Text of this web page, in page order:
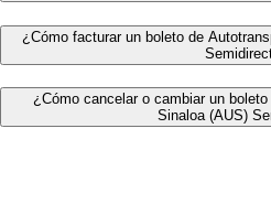
¿Cómo facturar un boleto de
¿Cómo cancelar o cambiar un
Sinaloa (AUS)